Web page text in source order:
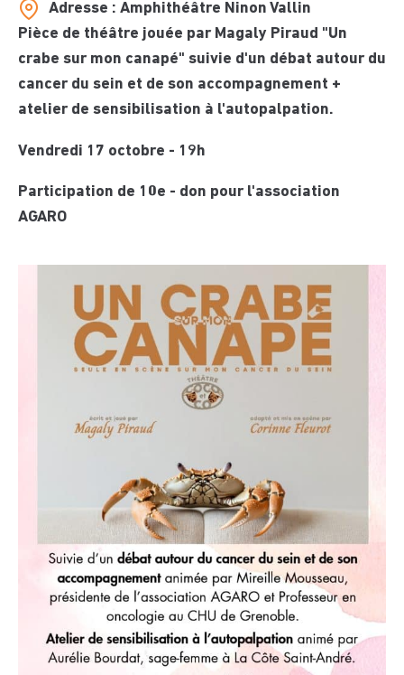
Adresse : Amphithéâtre Ninon Vallin
Pièce de théâtre jouée par Magaly Piraud "Un
crabe sur mon canapé" suivie d'un débat autour du
cancer du sein et de son accompagnement +
atelier de sensibilisation à l'autopalpation.
Vendredi 17 octobre - 19h
Participation de 10e - don pour l'association
AGARO